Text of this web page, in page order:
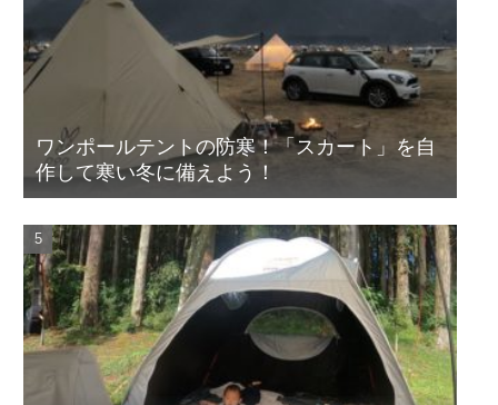
ワンポールテントの防寒！「スカート」を自
作して寒い冬に備えよう！